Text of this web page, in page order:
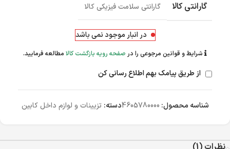
گارانتی کالا گارانتی سلامت فیزیکی کالا
در انبار موجود نمی باشد
شرایط و قوانین مرجوعی را در صفحه رویه بازگشت کالا مطالعه فرمایید.
از طریق پیامک بهم اطلاع رسانی کن
شناسه محصول: 4605780000دسته: تزیینات و لوازم داخل کابین